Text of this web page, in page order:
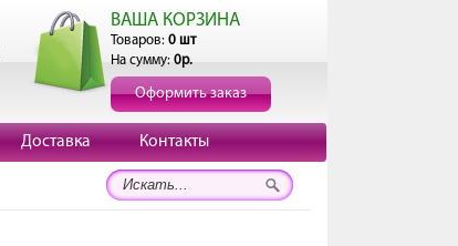
ВАША КОРЗИНА
Товаров: 0 шт
На сумму: 0р.
Оформить заказ
Доставка Контакты